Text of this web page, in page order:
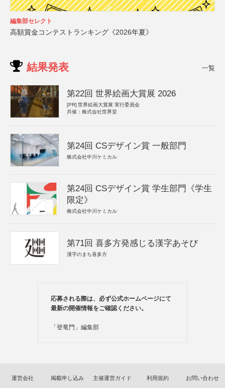
編集部セレクト
高額賞金コンテストランキング《2026年夏》
結果発表 一覧
第22回 世界絵画大賞展 2026
[PR] 世界絵画大賞展 実行委員会
共催：株式会社世界堂
第24回 CSデザイン賞 一般部門
株式会社中川ケミカル
第24回 CSデザイン賞 学生部門《学生
限定》
株式会社中川ケミカル
第71回 喜多方発感じる漢字あそび
漢字のまち喜多方
応募される際は、必ず公式ホームページにて
最新の開催情報をご確認ください。
「登竜門」編集部
運営会社 掲載申し込み 主催運営ガイド 利用規約 お問い合わせ